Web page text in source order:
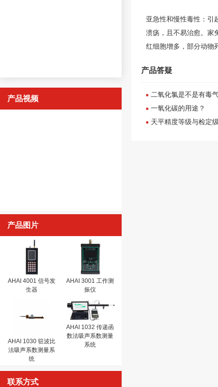
产品视频
产品图片
AHAI 4001 信号发
生器
AHAI 3001 工作测
振仪
AHAI 1030 驻波比
法吸声系数测量系
统
AHAI 1032 传递函
数法吸声系数测量
系统
联系方式
亚急性和慢性毒性：引
溃疡，且不易治愈。家
红细胞增多，部分动物
产品答疑
二氧化氯是不是有毒
一氧化碳的用途？
天平精度等级与检定